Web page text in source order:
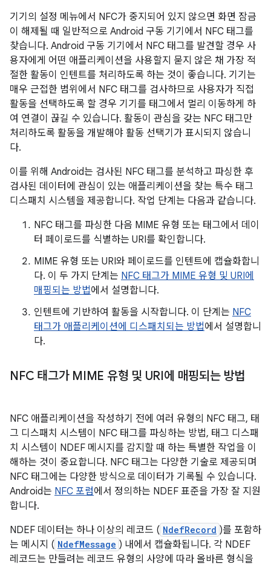
기기의 설정 메뉴에서 NFC가 중지되어 있지 않으면 화면 잠금
이 해제될 때 일반적으로 Android 구동 기기에서 NFC 태그를
찾습니다. Android 구동 기기에서 NFC 태그를 발견할 경우 사
용자에게 어떤 애플리케이션을 사용할지 묻지 않은 채 가장 적
절한 활동이 인텐트를 처리하도록 하는 것이 좋습니다. 기기는
매우 근접한 범위에서 NFC 태그를 검사하므로 사용자가 직접
활동을 선택하도록 할 경우 기기를 태그에서 멀리 이동하게 하
여 연결이 끊길 수 있습니다. 활동이 관심을 갖는 NFC 태그만
처리하도록 활동을 개발해야 활동 선택기가 표시되지 않습니
다.
이를 위해 Android는 검사된 NFC 태그를 분석하고 파싱한 후
검사된 데이터에 관심이 있는 애플리케이션을 찾는 특수 태그
디스패치 시스템을 제공합니다. 작업 단계는 다음과 같습니다.
NFC 태그를 파싱한 다음 MIME 유형 또는 태그에서 데이
터 페이로드를 식별하는 URI를 확인합니다.
MIME 유형 또는 URI와 페이로드를 인텐트에 캡슐화합니
다. 이 두 가지 단계는 NFC 태그가 MIME 유형 및 URI에
매핑되는 방법에서 설명합니다.
인텐트에 기반하여 활동을 시작합니다. 이 단계는 NFC
태그가 애플리케이션에 디스패치되는 방법에서 설명합니
다.
NFC 태그가 MIME 유형 및 URI에 매핑되는 방법
NFC 애플리케이션을 작성하기 전에 여러 유형의 NFC 태그, 태
그 디스패치 시스템이 NFC 태그를 파싱하는 방법, 태그 디스패
치 시스템이 NDEF 메시지를 감지할 때 하는 특별한 작업을 이
해하는 것이 중요합니다. NFC 태그는 다양한 기술로 제공되며
NFC 태그에는 다양한 방식으로 데이터가 기록될 수 있습니다.
Android는 NFC 포럼에서 정의하는 NDEF 표준을 가장 잘 지원
합니다.
NDEF 데이터는 하나 이상의 레코드 ( NdefRecord )를 포함하
는 메시지 ( NdefMessage ) 내에서 캡슐화됩니다. 각 NDEF
레코드는 만들려는 레코드 유형의 사양에 따라 올바른 형식을